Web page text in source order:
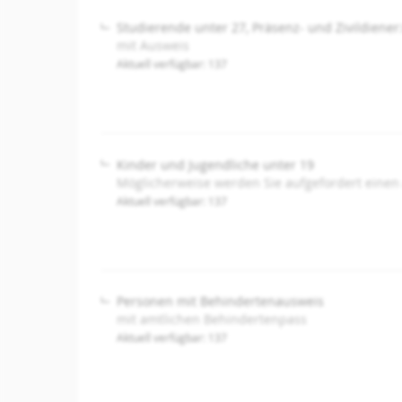
Studierende unter 27, Präsenz- und
mit Ausweis
Aktuell verfügbar: 137
Kinder und Jugendliche unter 19
Möglicherweise werden Sie aufgefordert einen
Aktuell verfügbar: 137
Personen mit Behindertenausweis
mit amtlichen Behindertenpass
Aktuell verfügbar: 137